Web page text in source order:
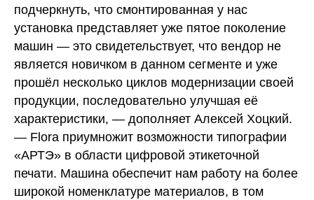
подчеркнуть, что смонтированная у нас
установка представляет уже пятое поколение
машин — это свидетельствует, что вендор не
является новичком в данном сегменте и уже
прошёл несколько циклов модернизации своей
продукции, последовательно улучшая её
характеристики, — дополняет Алексей Хоцкий.
— Flora приумножит возможности типографии
«АРТЭ» в области цифровой этикеточной
печати. Машина обеспечит нам работу на более
широкой номенклатуре материалов, в том